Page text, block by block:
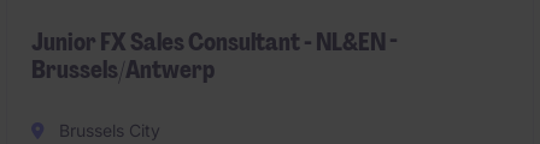
Junior FX Sales Consultant - NL&EN -
Brussels/Antwerp
Brussels City